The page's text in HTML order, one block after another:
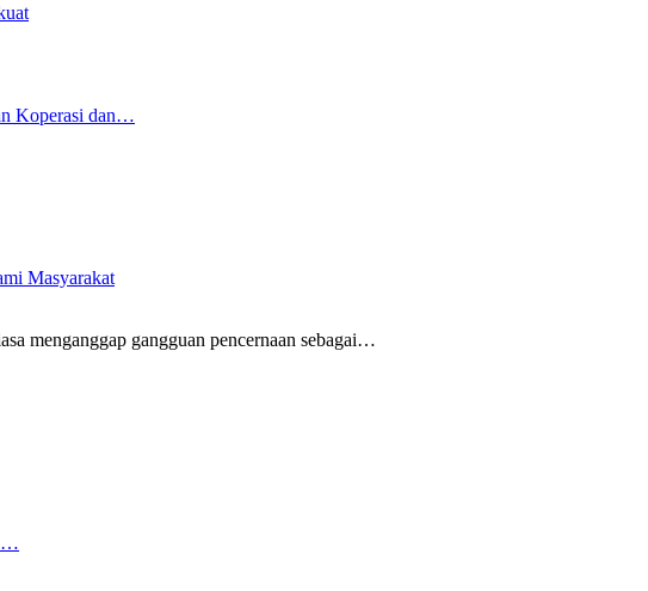
Koperasi dan…
Masyarakat
menganggap gangguan pencernaan sebagai…